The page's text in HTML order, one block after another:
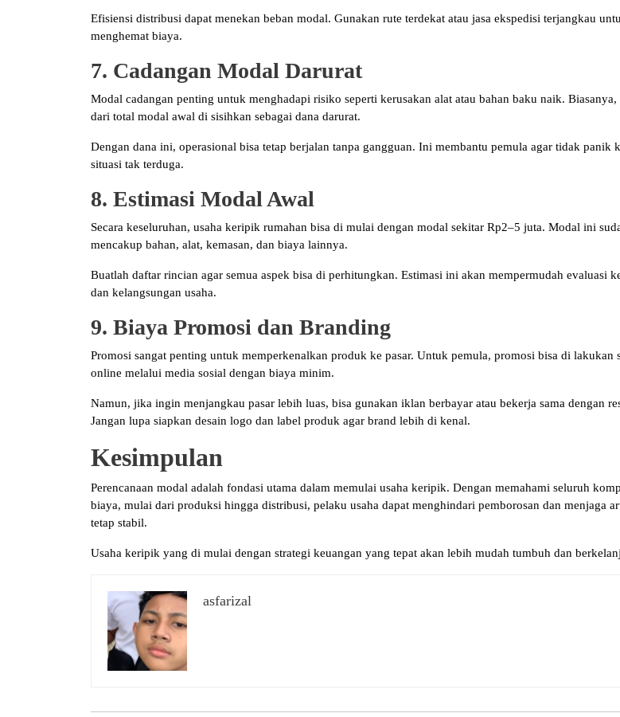
Efisiensi distribusi dapat menekan beban modal. Gunakan rute terdekat atau jasa ekspedisi terjangkau
menghemat biaya.
7. Cadangan Modal Darurat
Modal cadangan penting untuk menghadapi risiko seperti kerusakan alat atau bahan baku naik. Biasanya,
dari total modal awal di sisihkan sebagai dana darurat.
Dengan dana ini, operasional bisa tetap berjalan tanpa gangguan. Ini membantu pemula agar tidak panik
situasi tak terduga.
8. Estimasi Modal Awal
Secara keseluruhan, usaha keripik rumahan bisa di mulai dengan modal sekitar Rp2–5 juta. Modal ini
mencakup bahan, alat, kemasan, dan biaya lainnya.
Buatlah daftar rincian agar semua aspek bisa di perhitungkan. Estimasi ini akan mempermudah evaluasi
dan kelangsungan usaha.
9. Biaya Promosi dan Branding
Promosi sangat penting untuk memperkenalkan produk ke pasar. Untuk pemula, promosi bisa di lakukan
online melalui media sosial dengan biaya minim.
Namun, jika ingin menjangkau pasar lebih luas, bisa gunakan iklan berbayar atau bekerja sama dengan
Jangan lupa siapkan desain logo dan label produk agar brand lebih di kenal.
Kesimpulan
Perencanaan modal adalah fondasi utama dalam memulai usaha keripik. Dengan memahami seluruh
biaya, mulai dari produksi hingga distribusi, pelaku usaha dapat menghindari pemborosan dan menjaga
tetap stabil.
Usaha keripik yang di mulai dengan strategi keuangan yang tepat akan lebih mudah tumbuh dan
asfarizal